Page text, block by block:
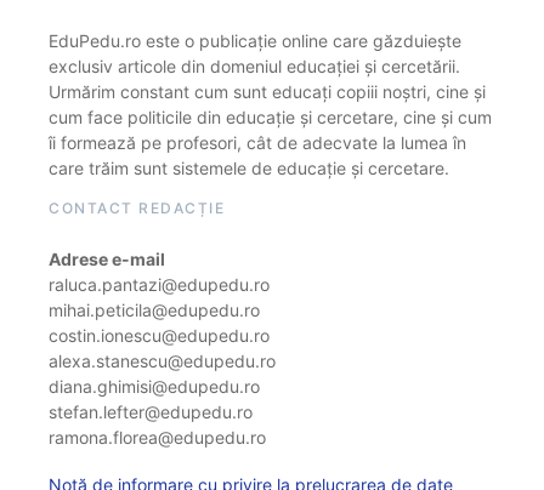
EduPedu.ro este o publicație online care găzduiește
exclusiv articole din domeniul educației și cercetării.
Urmărim constant cum sunt educați copiii noștri, cine și
cum face politicile din educație și cercetare, cine și cum
îi formează pe profesori, cât de adecvate la lumea în
care trăim sunt sistemele de educație și cercetare.
CONTACT REDACȚIE
Adrese e-mail
raluca.pantazi@edupedu.ro
mihai.peticila@edupedu.ro
costin.ionescu@edupedu.ro
alexa.stanescu@edupedu.ro
diana.ghimisi@edupedu.ro
stefan.lefter@edupedu.ro
ramona.florea@edupedu.ro
Notă de informare cu privire la prelucrarea de date